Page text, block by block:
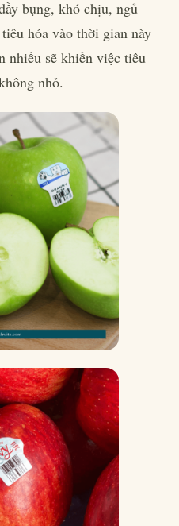
bụng, khó chịu, ngủ
hóa vào thời gian này
nhiều sẽ khiến việc tiêu
nhỏ.